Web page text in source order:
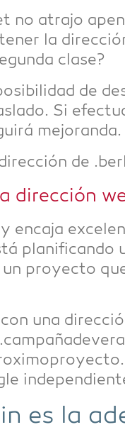
no atra­jo
la
clase?
de
Si
mejoranda.
de
dirección
enca­ja
pla­ni­fi­can­do
proyec­to
una
es la